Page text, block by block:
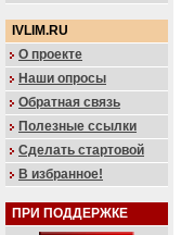
IVLIM.RU
О проекте
Наши опросы
Обратная связь
Полезные ссылки
Сделать стартовой
В избранное!
ПРИ ПОДДЕРЖКЕ